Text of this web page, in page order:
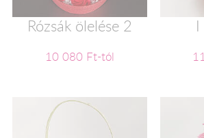
Rózsák ölelése 2
10 080 Ft-tól